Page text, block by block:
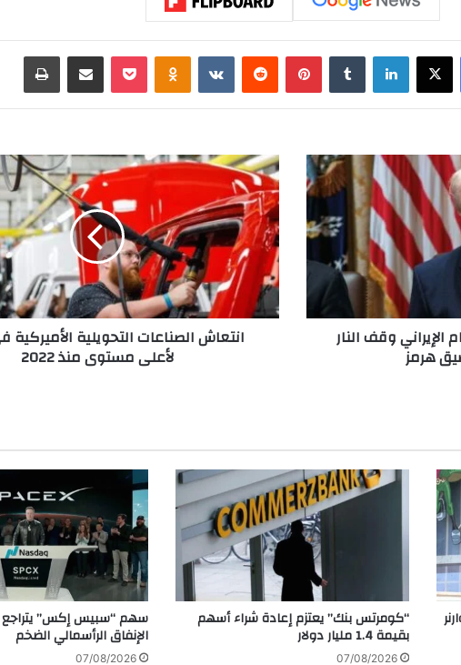
فيسبوك ‫X لينكدإن ‏Tumblr بينتيريست ‏Reddit
‏VKontakte
Odnoklassniki
‫Pocket مشاركة عبر البريد طباعة
وقف النار
هرمز
ا
ن
ت
ع
ا
ش
ا
ص
ل
ت
ح
و
ي
ل
ة
ا
ل
انتعاش الصناعات التحويلية
لأعلى مستوى منذ 2022
“كومرتس بنك” يعتزم إعادة شراء أسهم
بقيمة 1.4 مليار دولار
07/08/2026
الإنفاق الرأسمالي الضخم
07/08/2026